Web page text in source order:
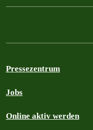
Pressezentrum
Jobs
Online aktiv werden